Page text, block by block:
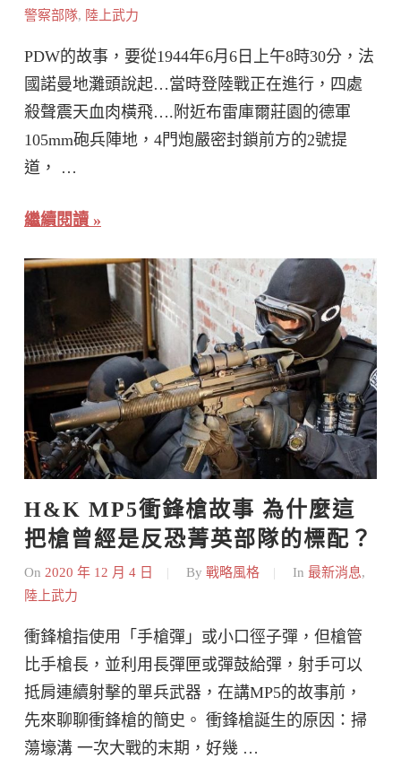
警察部隊, 陸上武力
PDW的故事，要從1944年6月6日上午8時30分，法
國諾曼地灘頭說起…當時登陸戰正在進行，四處
殺聲震天血肉橫飛….附近布雷庫爾莊園的德軍
105mm砲兵陣地，4門炮嚴密封鎖前方的2號提
道， …
繼續閱讀
H&K MP5衝鋒槍故事 為什麼這
把槍曾經是反恐菁英部隊的標配？
On 2020 年 12 月 4 日 By 戰略風格 In 最新消息,
陸上武力
衝鋒槍指使用「手槍彈」或小口徑子彈，但槍管
比手槍長，並利用長彈匣或彈鼓給彈，射手可以
抵肩連續射擊的單兵武器，在講MP5的故事前，
先來聊聊衝鋒槍的簡史。 衝鋒槍誕生的原因：掃
蕩壕溝 一次大戰的末期，好幾 …